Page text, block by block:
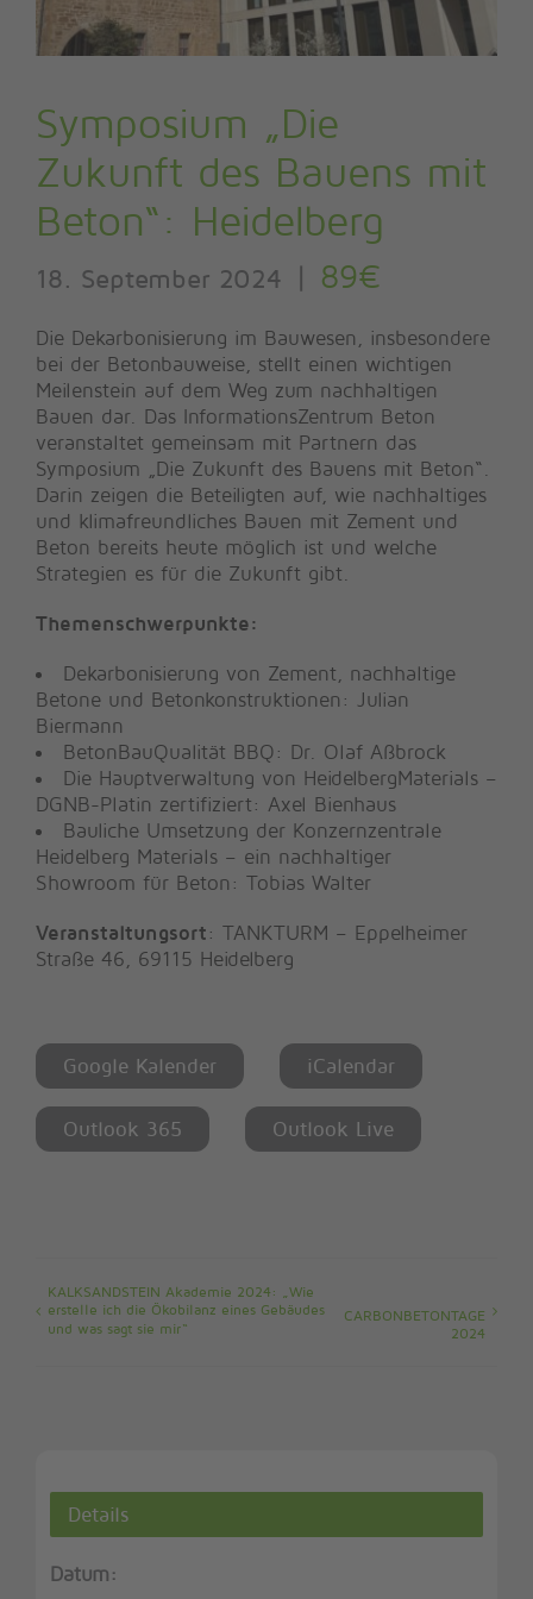
Symposium „Die
Zukunft des Bauens mit
Beton“: Heidelberg
18. September 2024 | 89€
Die Dekarbonisierung im Bauwesen, insbesondere
bei der Betonbauweise, stellt einen wichtigen
Meilenstein auf dem Weg zum nachhaltigen
Bauen dar. Das InformationsZentrum Beton
veranstaltet gemeinsam mit Partnern das
Symposium „Die Zukunft des Bauens mit Beton“.
Darin zeigen die Beteiligten auf, wie nachhaltiges
und klimafreundliches Bauen mit Zement und
Beton bereits heute möglich ist und welche
Strategien es für die Zukunft gibt.
Themenschwerpunkte:
Dekarbonisierung von Zement, nachhaltige
Betone und Betonkonstruktionen: Julian
Biermann
BetonBauQualität BBQ: Dr. Olaf Aßbrock
Die Hauptverwaltung von HeidelbergMaterials –
DGNB-Platin zertifiziert: Axel Bienhaus
Bauliche Umsetzung der Konzernzentrale
Heidelberg Materials – ein nachhaltiger
Showroom für Beton: Tobias Walter
Veranstaltungsort : TANKTURM – Eppelheimer
Straße 46, 69115 Heidelberg
Google Kalender iCalendar
Outlook 365 Outlook Live
KALKSANDSTEIN Akademie 2024: „Wie
erstelle ich die Ökobilanz eines Gebäudes
und was sagt sie mir“
CARBONBETONTAGE
2024
Details
Datum: